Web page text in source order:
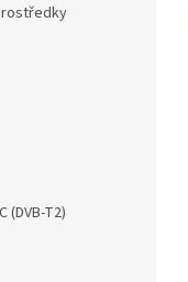
(DVB-T2)